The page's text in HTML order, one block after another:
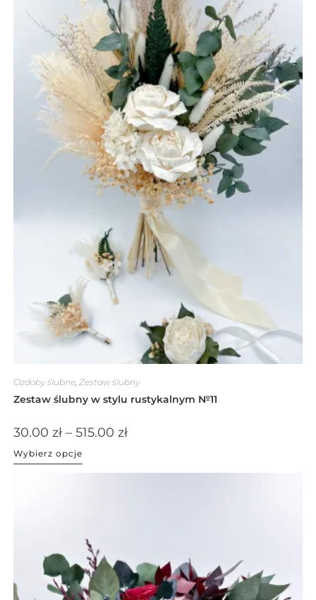
Ozdoby ślubne, Zestaw ślubny
Zestaw ślubny w stylu rustykalnym №11
30.00 zł – 515.00 zł
Wybierz opcje